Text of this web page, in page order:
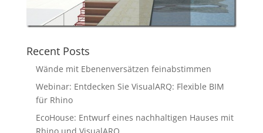
Recent Posts
Wände mit Ebenenversätzen feinabstimmen
Webinar: Entdecken Sie VisualARQ: Flexible BIM
für Rhino
EcoHouse: Entwurf eines nachhaltigen Hauses mit